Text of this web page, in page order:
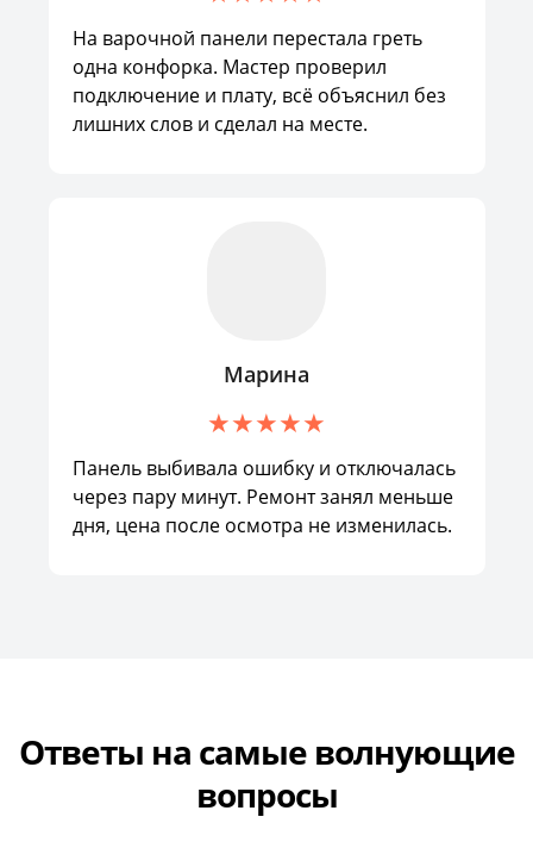
На варочной панели перестала греть
одна конфорка. Мастер проверил
подключение и плату, всё объяснил без
лишних слов и сделал на месте.
Марина
Панель выбивала ошибку и отключалась
через пару минут. Ремонт занял меньше
дня, цена после осмотра не изменилась.
Ответы на самые волнующие
вопросы